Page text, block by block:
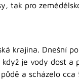
tak pro
krajina. Dnešní
je vody dost
a scházelo cca